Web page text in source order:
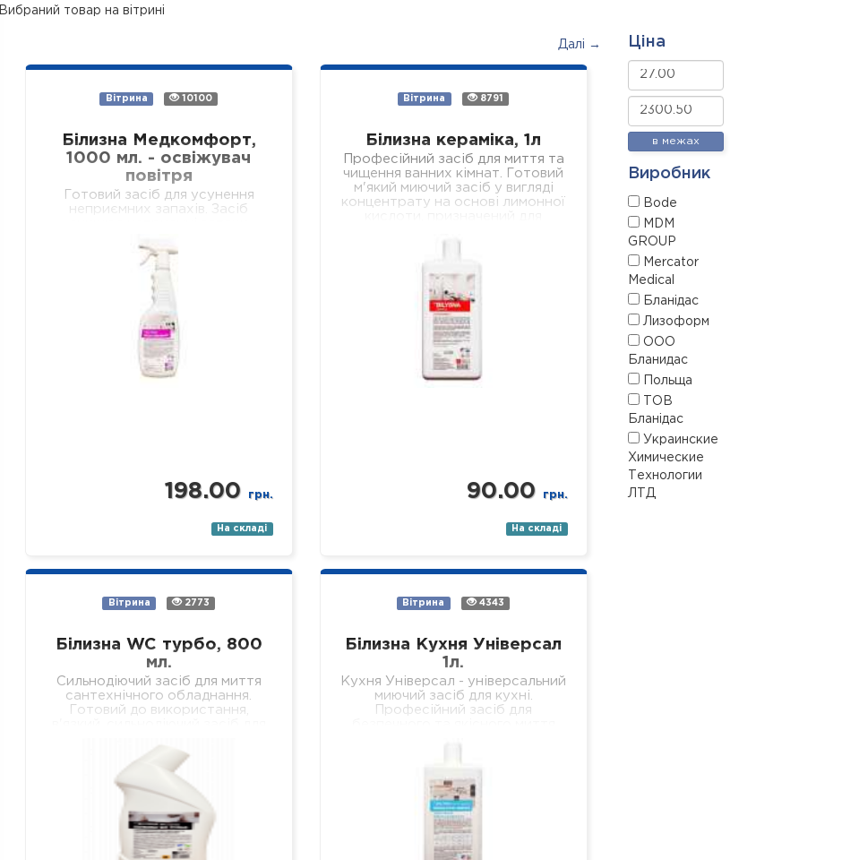
Вибраний товар на вітрині
Далі →
Вітрина 10100
Білизна Медкомфорт,
1000 мл. - освіжувач
повітря
Готовий засіб для усунення
неприємних запахів. Засіб
відділеннях лікувальних установ
різного профілю, навчальних та
дошкільних закладах, у місцях
громадського харчування…
198.00 грн.
На складі
Вітрина 8791
Білизна кераміка, 1л
Професійний засіб для миття та
чищення ванних кімнат. Готовий
м'який миючий засіб у вигляді
концентрату на основі лимонної
керамічним…
90.00 грн.
На складі
Вітрина 2773
Білизна WC турбо, 800
мл.
Сильнодіючий засіб для миття
сантехнічного обладнання.
Готовий до використання,
видалення сечового каменю,
кальцієвих та вапняних
відкладень з внутрішніх
поверхонь…
Вітрина 4343
Білизна Кухня Універсал
1л.
Кухня Універсал - універсальний
миючий засіб для кухні.
Професійний засіб для
Ціна
в межах
Виробник
Bode
MDM
GROUP
Mercator
Medical
Бланідас
Лизоформ
ООО
Бланидас
Польща
ТОВ
Бланідас
Украинские
Химические
Технологии
ЛТД